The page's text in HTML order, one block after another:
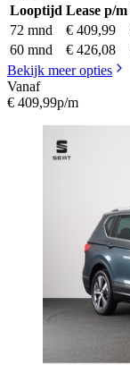
Looptijd Lease p/m
72 mnd
€ 409,99
60 mnd
€ 426,08
Bekijk meer opties
Vanaf
€ 409,99p/m